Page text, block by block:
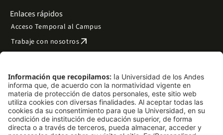
Enlaces rápidos
Acceso Temporal al Campus
Trabaje con nosotrosarrow_outward
Preguntas frecuentes
Filantropía y donacionesarrow_outward
Mapa del sitio arrow_outward